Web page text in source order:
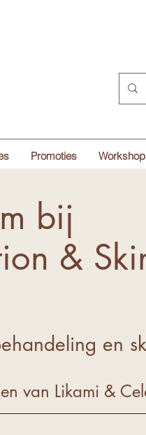
Promoties
bij
&
en
van Likami &